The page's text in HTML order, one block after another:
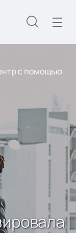
с помощью